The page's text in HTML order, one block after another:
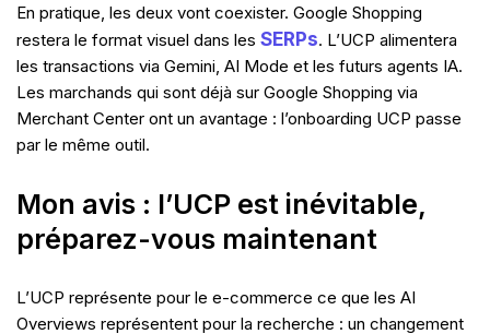
En pratique, les deux vont coexister. Google Shopping
restera le format visuel dans les SERPs. L’UCP alimentera
les transactions via Gemini, AI Mode et les futurs agents IA.
Les marchands qui sont déjà sur Google Shopping via
Merchant Center ont un avantage : l’onboarding UCP passe
par le même outil.
Mon avis : l’UCP est inévitable,
préparez-vous maintenant
L’UCP représente pour le e-commerce ce que les AI
Overviews représentent pour la recherche : un changement